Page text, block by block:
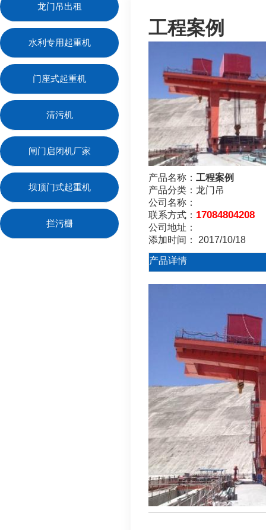
龙门吊出租
水利专用起重机
门座式起重机
清污机
闸门启闭机厂家
坝顶门式起重机
拦污栅
工程案例
产品名称： 工程案例
产品分类： 龙门吊
公司名称：
联系方式： 17084804208
公司地址：
添加时间：
2017/10/18
产品详情